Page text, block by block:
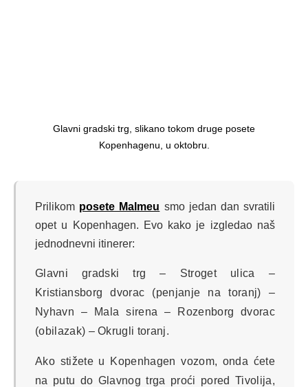
Glavni gradski trg, slikano tokom druge posete
Kopenhagenu, u oktobru.
Prilikom posete Malmeu smo jedan dan svratili
opet u Kopenhagen. Evo kako je izgledao naš
jednodnevni itinerer:
Glavni gradski trg – Stroget ulica –
Kristiansborg dvorac (penjanje na toranj) –
Nyhavn – Mala sirena – Rozenborg dvorac
(obilazak) – Okrugli toranj.
Ako stižete u Kopenhagen vozom, onda ćete
na putu do Glavnog trga proći pored Tivolija,